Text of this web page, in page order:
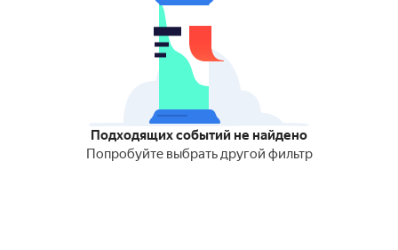
Подходящих событий не найдено
Попробуйте выбрать другой фильтр